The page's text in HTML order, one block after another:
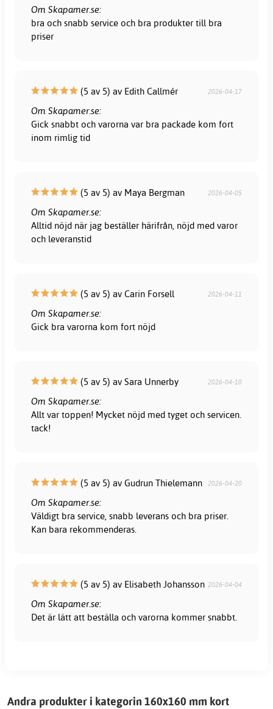
Om Skapamer.se:
bra och snabb service och bra produkter till bra
priser
(5 av 5) av Edith Callmér 2026-04-17
Om Skapamer.se:
Gick snabbt och varorna var bra packade kom fort
inom rimlig tid
(5 av 5) av Maya Bergman 2026-04-05
Om Skapamer.se:
Alltid nöjd när jag beställer härifrån, nöjd med varor
och leveranstid
(5 av 5) av Carin Forsell 2026-04-11
Om Skapamer.se:
Gick bra varorna kom fort nöjd
(5 av 5) av Sara Unnerby 2026-04-10
Om Skapamer.se:
Allt var toppen! Mycket nöjd med tyget och servicen.
tack!
(5 av 5) av Gudrun Thielemann 2026-04-20
Om Skapamer.se:
Väldigt bra service, snabb leverans och bra priser.
Kan bara rekommenderas.
(5 av 5) av Elisabeth Johansson 2026-04-04
Om Skapamer.se:
Det är lätt att beställa och varorna kommer snabbt.
Andra produkter i kategorin 160x160 mm kort